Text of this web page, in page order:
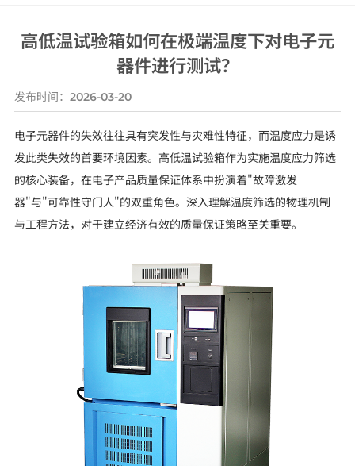
高低温试验箱如何在极端温度下对电子元
器件进行测试？
发布时间： 2026-03-20
电子元器件的失效往往具有突发性与灾难性特征，而温度应力是诱
发此类失效的首要环境因素。高低温试验箱作为实施温度应力筛选
的核心装备，在电子产品质量保证体系中扮演着"故障激发
器"与"可靠性守门人"的双重角色。深入理解温度筛选的物理机制
与工程方法，对于建立经济有效的质量保证策略至关重要。